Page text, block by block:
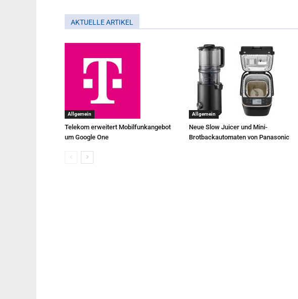
AKTUELLE ARTIKEL
Allgemein
Telekom erweitert Mobilfunkangebot
um Google One
Allgemein
Neue Slow Juicer und Mini-
Brotbackautomaten von Panasonic